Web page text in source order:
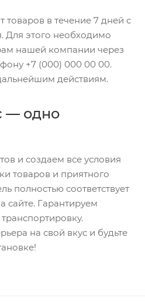
товаров в течение 7 дней с
Для этого необходимо
нашей компании через
+7 (000) 000 00 00.
действиям.
— одно
и создаем все условия
товаров и приятного
полностью соответствует
сайте. Гарантируем
на свой вкус и будьте